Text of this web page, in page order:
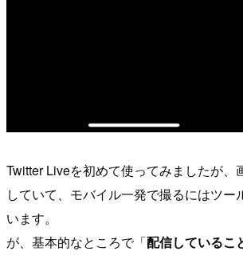
Twitter Liveを初めて使ってみましたが、
していて、モバイル一発で撮るにはツー
います。
が、基本的なところで「配信しているこ